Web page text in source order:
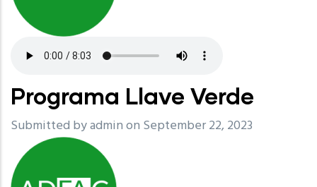
Programa Llave Verde
Submitted byadminon September 22, 2023